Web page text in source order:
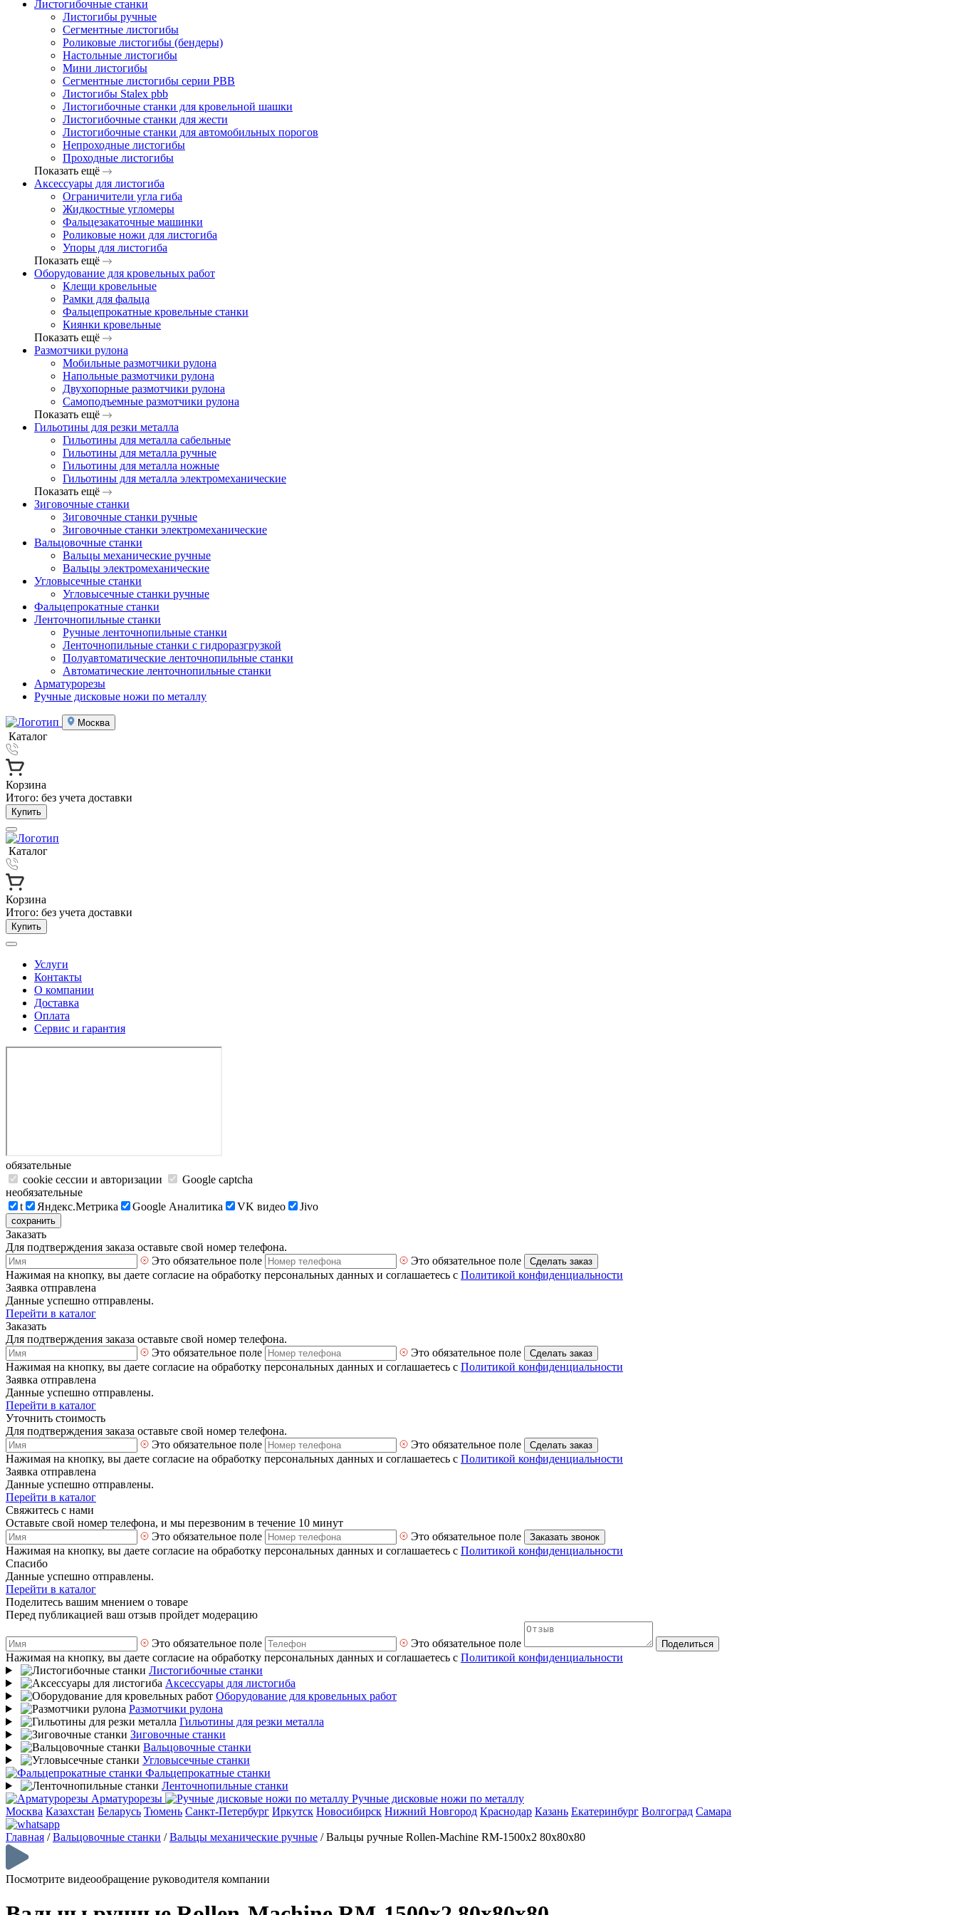
Листогибочные станки
Листогибы ручные
Сегментные листогибы
Роликовые листогибы (бендеры)
Настольные листогибы
Мини листогибы
Сегментные листогибы серии PBB
Листогибы Stalex pbb
Листогибочные станки для кровельной шашки
Листогибочные станки для жести
Листогибочные станки для автомобильных порогов
Непроходные листогибы
Проходные листогибы
Показать ещё
Аксессуары для листогиба
Ограничители угла гиба
Жидкостные угломеры
Фальцезакаточные машинки
Роликовые ножи для листогиба
Упоры для листогиба
Показать ещё
Оборудование для кровельных работ
Клещи кровельные
Рамки для фальца
Фальцепрокатные кровельные станки
Киянки кровельные
Показать ещё
Размотчики рулона
Мобильные размотчики рулона
Напольные размотчики рулона
Двухопорные размотчики рулона
Самоподъемные размотчики рулона
Показать ещё
Гильотины для резки металла
Гильотины для металла сабельные
Гильотины для металла ручные
Гильотины для металла ножные
Гильотины для металла электромеханические
Показать ещё
Зиговочные станки
Зиговочные станки ручные
Зиговочные станки электромеханические
Вальцовочные станки
Вальцы механические ручные
Вальцы электромеханические
Угловысечные станки
Угловысечные станки ручные
Фальцепрокатные станки
Ленточнопильные станки
Ручные ленточнопильные станки
Ленточнопильные станки с гидроразгрузкой
Полуавтоматические ленточнопильные станки
Автоматические ленточнопильные станки
Арматурорезы
Ручные дисковые ножи по металлу
Москва
Каталог
Корзина
Итого: без учета доставки
Купить
Каталог
Корзина
Итого: без учета доставки
Купить
Услуги
Контакты
О компании
Доставка
Оплата
Сервис и гарантия
обязательные
cookie сессии и авторизации
Google captcha
необязательные
t
Яндекс.Метрика Google Аналитика VK видео Jivo
сохранить
Заказать
Для подтверждения заказа оставьте свой номер телефона.
Это обязательное поле
Это обязательное поле Сделать заказ
Нажимая на кнопку, вы даете согласие на обработку персональных данных и соглашаетесь с Политикой конфиденциальности
Заявка отправлена
Данные успешно отправлены.
Перейти в каталог
Заказать
Для подтверждения заказа оставьте свой номер телефона.
Это обязательное поле
Это обязательное поле Сделать заказ
Нажимая на кнопку, вы даете согласие на обработку персональных данных и соглашаетесь с Политикой конфиденциальности
Заявка отправлена
Данные успешно отправлены.
Перейти в каталог
Уточнить стоимость
Для подтверждения заказа оставьте свой номер телефона.
Это обязательное поле
Это обязательное поле Сделать заказ
Нажимая на кнопку, вы даете согласие на обработку персональных данных и соглашаетесь с Политикой конфиденциальности
Заявка отправлена
Данные успешно отправлены.
Перейти в каталог
Свяжитесь с нами
Оставьте свой номер телефона, и мы перезвоним в течение 10 минут
Это обязательное поле
Это обязательное поле Заказать звонок
Нажимая на кнопку, вы даете согласие на обработку персональных данных и соглашаетесь с Политикой конфиденциальности
Спасибо
Данные успешно отправлены.
Перейти в каталог
Поделитесь вашим мнением о товаре
Перед публикацией ваш отзыв пройдет модерацию
Это обязательное поле Это обязательное поле Поделиться
Нажимая на кнопку, вы даете согласие на обработку персональных данных и соглашаетесь с Политикой конфиденциальности
Листогибочные станки
Аксессуары для листогиба
Оборудование для кровельных работ
Размотчики рулона
Гильотины для резки металла
Зиговочные станки
Вальцовочные станки
Угловысечные станки
Фальцепрокатные станки
Ленточнопильные станки
Арматурорезы
Ручные дисковые ножи по металлу
Москва Казахстан Беларусь Тюмень Санкт-Петербург Иркутск Новосибирск Нижний Новгород Краснодар Казань Екатеринбург Волгоград Самара
Главная /Вальцовочные станки /Вальцы механические ручные /Вальцы ручные Rollen-Machine RM-1500х2 80х80х80
Посмотрите видеообращение руководителя компании